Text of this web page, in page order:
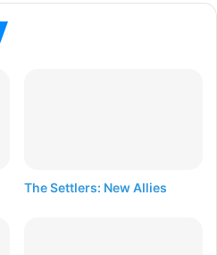
The Settlers: New Allies